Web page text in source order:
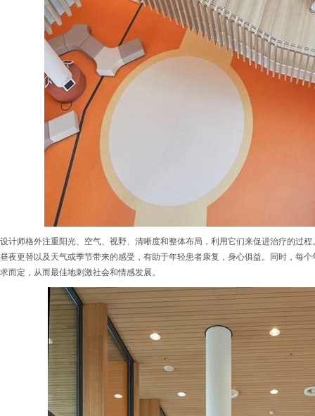
设计师格外注重阳光、空气、视野、清晰度和整体布局，利用它们来促进治疗的过
昼夜更替以及天气或季节带来的感受，有助于年轻患者康复，身心俱益。同时，每
求而定，从而最佳地刺激社会和情感发展。